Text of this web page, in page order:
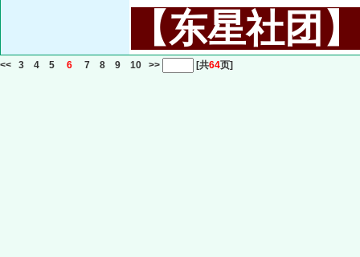
【东星社团
<< 3 4 5 6 7 8 9 10 >> [共64页]